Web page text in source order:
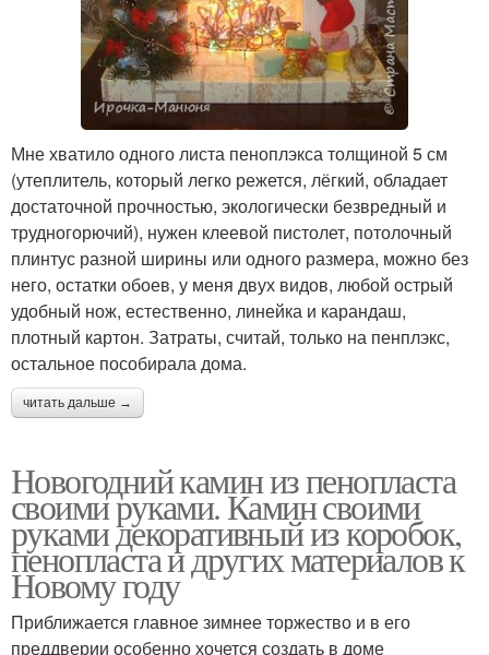
Мне хватило одного листа пеноплэкса толщиной 5 см
(утеплитель, который легко режется, лёгкий, обладает
достаточной прочностью, экологически безвредный и
трудногорючий), нужен клеевой пистолет, потолочный
плинтус разной ширины или одного размера, можно без
него, остатки обоев, у меня двух видов, любой острый
удобный нож, естественно, линейка и карандаш,
плотный картон. Затраты, считай, только на пенплэкс,
остальное пособирала дома.
читать дальше →
Новогодний камин из пенопласта
своими руками. Камин своими
руками декоративный из коробок,
пенопласта и других материалов к
Новому году
Приближается главное зимнее торжество и в его
преддверии особенно хочется создать в доме